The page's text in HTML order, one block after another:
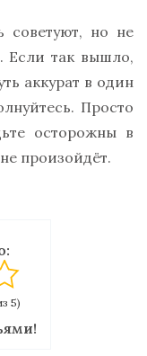
советуют, но не
Если так вышло,
аккурат в один
Просто
осторожны в
произойдёт.
5)